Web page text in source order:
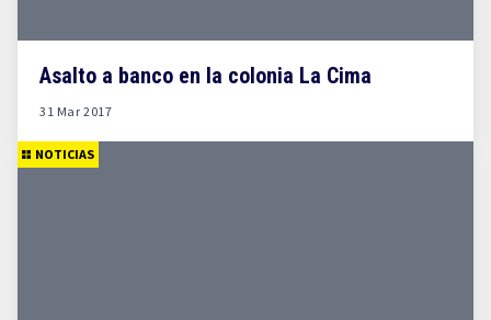
Asalto a banco en la colonia La Cima
31 Mar 2017
NOTICIAS